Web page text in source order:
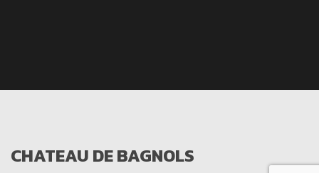
CHATEAU DE BAGNOLS